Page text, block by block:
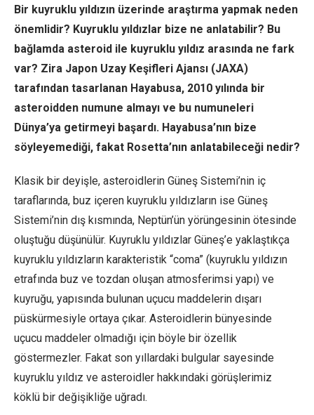
Bir kuyruklu yıldızın üzerinde araştırma yapmak neden
önemlidir? Kuyruklu yıldızlar bize ne anlatabilir? Bu
bağlamda asteroid ile kuyruklu yıldız arasında ne fark
var? Zira Japon Uzay Keşifleri Ajansı (JAXA)
tarafından tasarlanan Hayabusa, 2010 yılında bir
asteroidden numune almayı ve bu numuneleri
Dünya’ya getirmeyi başardı. Hayabusa’nın bize
söyleyemediği, fakat Rosetta’nın anlatabileceği nedir?
Klasik bir deyişle, asteroidlerin Güneş Sistemi’nin iç
taraflarında, buz içeren kuyruklu yıldızların ise Güneş
Sistemi’nin dış kısmında, Neptün’ün yörüngesinin ötesinde
oluştuğu düşünülür. Kuyruklu yıldızlar Güneş’e yaklaştıkça
kuyruklu yıldızların karakteristik “coma” (kuyruklu yıldızın
etrafında buz ve tozdan oluşan atmosferimsi yapı) ve
kuyruğu, yapısında bulunan uçucu maddelerin dışarı
püskürmesiyle ortaya çıkar. Asteroidlerin bünyesinde
uçucu maddeler olmadığı için böyle bir özellik
göstermezler. Fakat son yıllardaki bulgular sayesinde
kuyruklu yıldız ve asteroidler hakkındaki görüşlerimiz
köklü bir değişikliğe uğradı.